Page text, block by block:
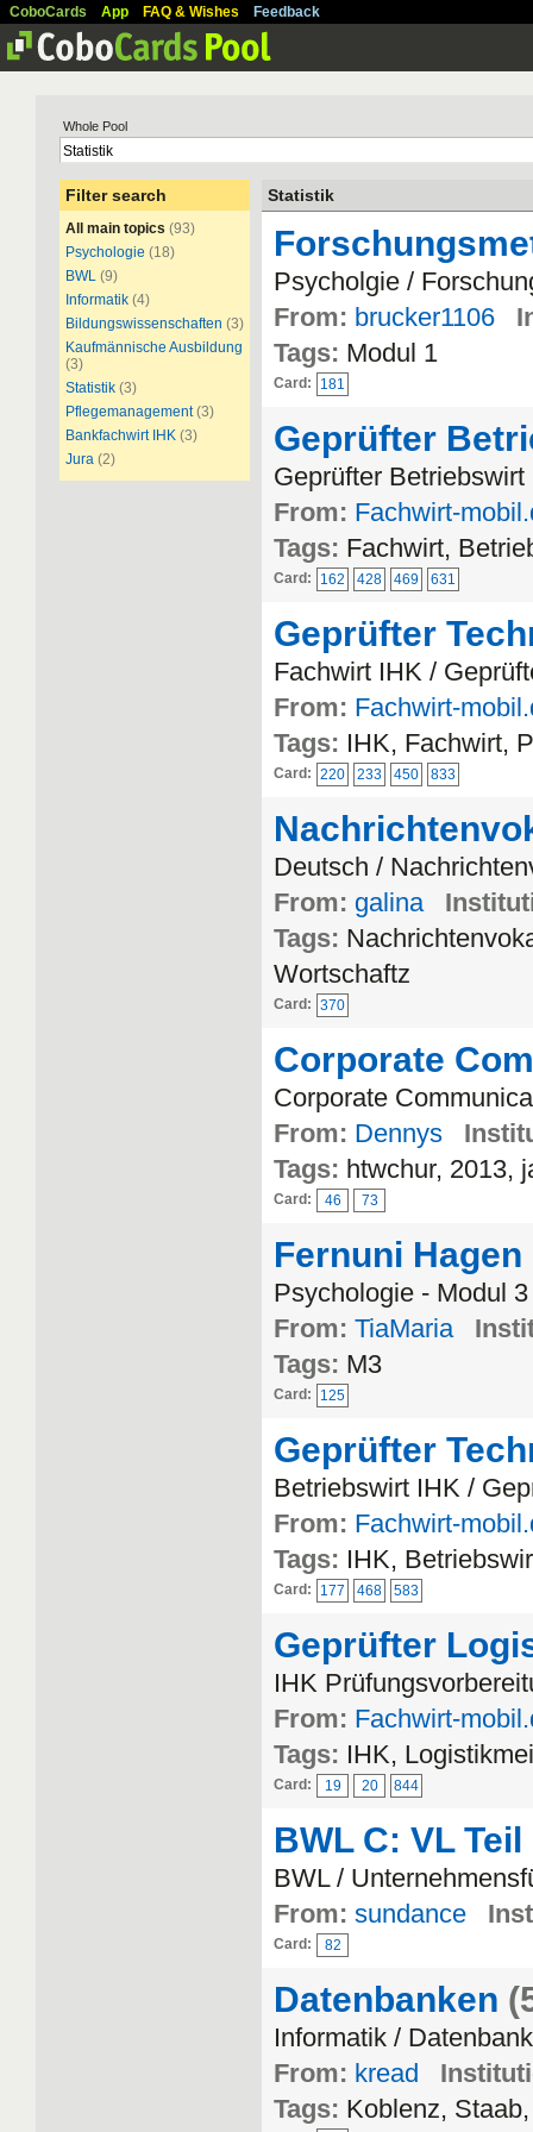
CoboCards App FAQ & Wishes Feedback
Whole Pool
Filter search
All main topics (93)
Psychologie (18)
BWL (9)
Informatik (4)
Bildungswissenschaften (3)
Kaufmännische Ausbildung
(3)
Statistik (3)
Pflegemanagement (3)
Bankfachwirt IHK (3)
Jura (2)
Statistik
Psycholgie /
From: brucker1106
Tags: Modul 1
Card: 181
Geprüfter
Geprüfter
From: Fachwirt-
Tags: Fachwirt,
Card: 162 428 469 631
Geprüfter
Fachwirt IHK /
From: Fachwirt-
Tags: IHK, Fachwirt,
Card: 220 233 450 833
Deutsch /
From: galina
Tags:
Wortschaftz
Card: 370
Corporate
Corporate
From: Dennys
Tags: htwchur, 2013,
Card: 46 73
Fernuni Hagen
Psychologie - Modul
From: TiaMaria
Tags: M3
Card: 125
Geprüfter
Betriebswirt IHK /
From: Fachwirt-
Tags: IHK,
Card: 177 468 583
Geprüfter
IHK
From: Fachwirt-
Tags: IHK,
Card: 19 20 844
BWL C: VL Teil
BWL /
From: sundance
Card: 82
Datenbanken
Informatik /
From: kread
Tags: Koblenz,